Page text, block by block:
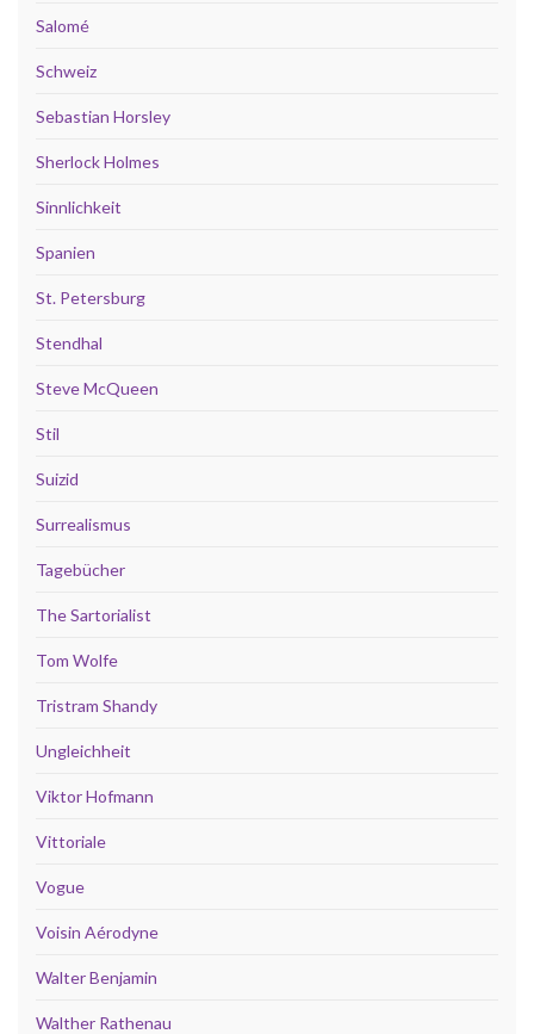
Salomé
Schweiz
Sebastian Horsley
Sherlock Holmes
Sinnlichkeit
Spanien
St. Petersburg
Stendhal
Steve McQueen
Stil
Suizid
Surrealismus
Tagebücher
The Sartorialist
Tom Wolfe
Tristram Shandy
Ungleichheit
Viktor Hofmann
Vittoriale
Vogue
Voisin Aérodyne
Walter Benjamin
Walther Rathenau